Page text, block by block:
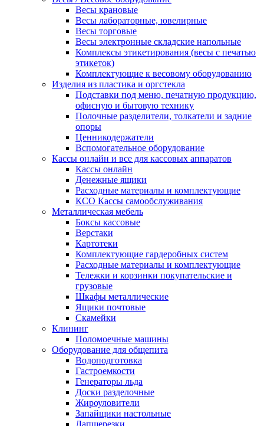
Весы крановые
Весы лабораторные, ювелирные
Весы торговые
Весы электронные складские напольные
Комплексы этикетирования (весы с печатью
этикеток)
Комплектующие к весовому оборудованию
Изделия из пластика и оргстекла
Подставки под меню, печатную продукцию,
офисную и бытовую технику
Полочные разделители, толкатели и задние
опоры
Ценникодержатели
Вспомогательное оборудование
Кассы онлайн и все для кассовых аппаратов
Кассы онлайн
Денежные ящики
Расходные материалы и комплектующие
КСО Кассы самообслуживания
Металлическая мебель
Боксы кассовые
Верстаки
Картотеки
Комплектующие гардеробных систем
Расходные материалы и комплектующие
Тележки и корзинки покупательские и
грузовые
Шкафы металлические
Ящики почтовые
Скамейки
Клининг
Поломоечные машины
Оборудование для общепита
Водоподготовка
Гастроемкости
Генераторы льда
Доски разделочные
Жироуловители
Запайщики настольные
Лапшерезки